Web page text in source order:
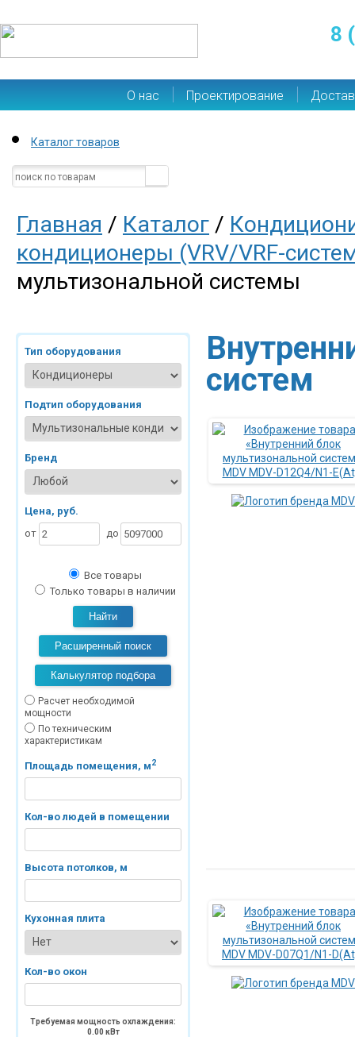
8
О нас Проектирование
Каталог товаров
Главная / Каталог /
кондиционеры (VRV/VRF-
мультизональной системы
Тип оборудования
Подтип оборудования
Бренд
Цена, руб.
от
до
Все товары
Только товары в наличии
Найти
Расширенный поиск
Калькулятор подбора
Расчет необходимой
мощности
По техническим
характеристикам
Площадь помещения, м2
Кол-во людей в помещении
Высота потолков, м
Кухонная плита
Кол-во окон
Требуемая мощность охлаждения:
0.00 кВт
систем